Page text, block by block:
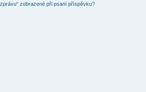
zobrazené při psaní příspěvku?